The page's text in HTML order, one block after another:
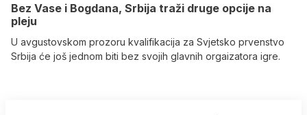
Bez Vase i Bogdana, Srbija traži druge opcije na
pleju
U avgustovskom prozoru kvalifikacija za Svjetsko prvenstvo
Srbija će još jednom biti bez svojih glavnih orgaizatora igre.